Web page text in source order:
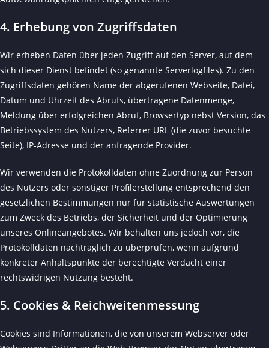
4. Erhebung von Zugriffsdaten
Wir erheben Daten über jeden Zugriff auf den Server, auf dem
sich dieser Dienst befindet (so genannte Serverlogfiles). Zu den
Zugriffsdaten gehören Name der abgerufenen Webseite, Datei,
Datum und Uhrzeit des Abrufs, übertragene Datenmenge,
Meldung über erfolgreichen Abruf, Browsertyp nebst Version, das
Betriebssystem des Nutzers, Referrer URL (die zuvor besuchte
Seite), IP-Adresse und der anfragende Provider.
Wir verwenden die Protokolldaten ohne Zuordnung zur Person
des Nutzers oder sonstiger Profilerstellung entsprechend den
gesetzlichen Bestimmungen nur für statistische Auswertungen
zum Zweck des Betriebs, der Sicherheit und der Optimierung
unseres Onlineangebotes. Wir behalten uns jedoch vor, die
Protokolldaten nachträglich zu überprüfen, wenn aufgrund
konkreter Anhaltspunkte der berechtigte Verdacht einer
rechtswidrigen Nutzung besteht.
5. Cookies & Reichweitenmessung
Cookies sind Informationen, die von unserem Webserver oder